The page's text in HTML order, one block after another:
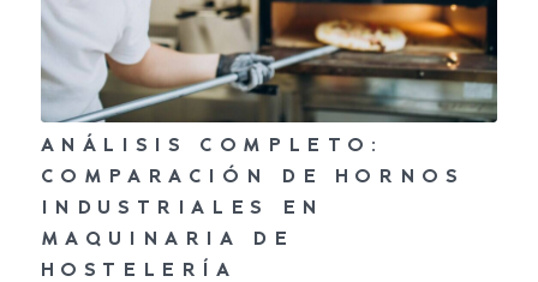
ANÁLISIS COMPLETO:
COMPARACIÓN DE HORNOS
INDUSTRIALES EN
MAQUINARIA DE
HOSTELERÍA